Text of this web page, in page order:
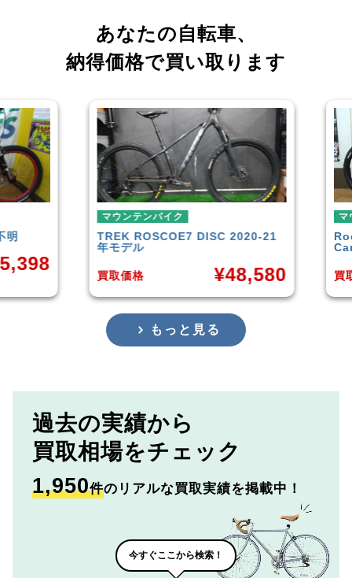
あなたの自転車、
納得価格で買い取ります
DISC 2020-21
48,580
Rocky Mountain
Element
買取価格
もっと見る
過去の実績から
買取相場をチェック
1,950件のリアルな買取実績を掲載中！
今すぐここから検索！